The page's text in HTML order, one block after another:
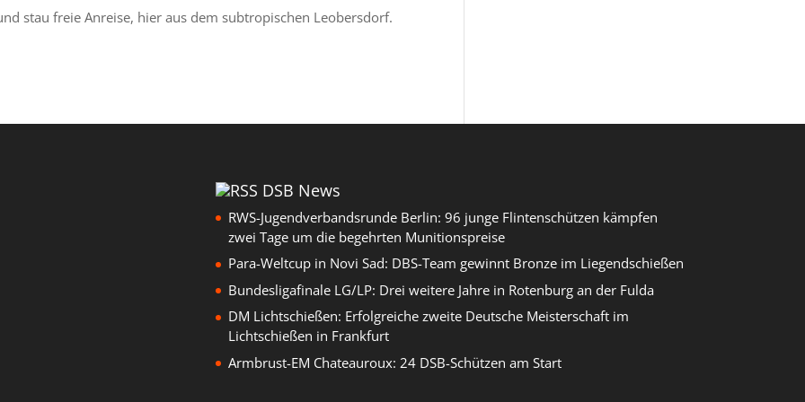
stau freie Anreise, hier aus dem subtropischen Leobersdorf.
DSB News
RWS-Jugendverbandsrunde Berlin: 96 junge Flintenschützen kämpfen
zwei Tage um die begehrten Munitionspreise
Para-Weltcup in Novi Sad: DBS-Team gewinnt Bronze im Liegendschießen
Bundesligafinale LG/LP: Drei weitere Jahre in Rotenburg an der Fulda
DM Lichtschießen: Erfolgreiche zweite Deutsche Meisterschaft im
Lichtschießen in Frankfurt
Armbrust-EM Chateauroux: 24 DSB-Schützen am Start